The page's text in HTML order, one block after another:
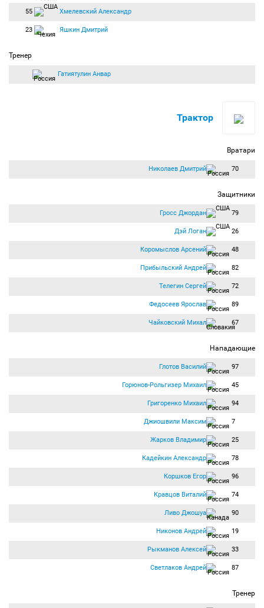
55 Хмелевский Александр
23 Яшкин Дмитрий
Тренер
Гатиятулин Анвар
Трактор
Вратари
Николаев Дмитрий 70
Защитники
Гросс Джордан 79
Дэй Логан 26
Коромыслов Арсений 48
Прибыльский Андрей 82
Телегин Сергей 72
Федосеев Ярослав 89
Чайковский Михал 67
Нападающие
Глотов Василий 97
Горюнов-Рольгизер Михаил 45
Григоренко Михаил 94
Джиошвили Максим 7
Жарков Владимир 25
Кадейкин Александр 78
Коршков Егор 96
Кравцов Виталий 74
Ливо Джошуа 90
Никонов Андрей 19
Рыкманов Алексей 33
Светлаков Андрей 87
Тренер